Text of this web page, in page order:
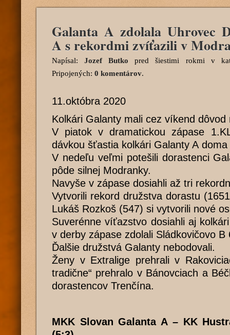
Galanta A zdolala Uhrovec
A s rekordmi zvíťazili v
Napísal:Jozef Butko pred šiestimi rokmi v
Pripojených: 0 komentárov.
11.októbra 2020
Kolkári Galanty mali cez víkend
V piatok v dramatickou zápase
dávkou šťastia kolkári Galanty A
V nedeľu veľmi potešili dorastenci
pôde silnej Modranky.
Navyše v zápase dosiahli až tri
Vytvorili rekord družstva dorastu
Lukáš Rozkoš (547) si vytvorili nové
Suverénne víťazstvo dosiahli aj
v derby zápase zdolali Sládkovičovo B
Ďalšie družstvá Galanty nebodovali.
Ženy v Extralige prehrali v
tradične“ prehralo v Bánovciach a
dorastencov Trenčína.
MKK Slovan Galanta A – KK